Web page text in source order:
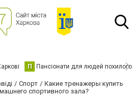
П Пансіонати для людей похилого
Спорт
Какие тренажеры купить
спортивного зала?